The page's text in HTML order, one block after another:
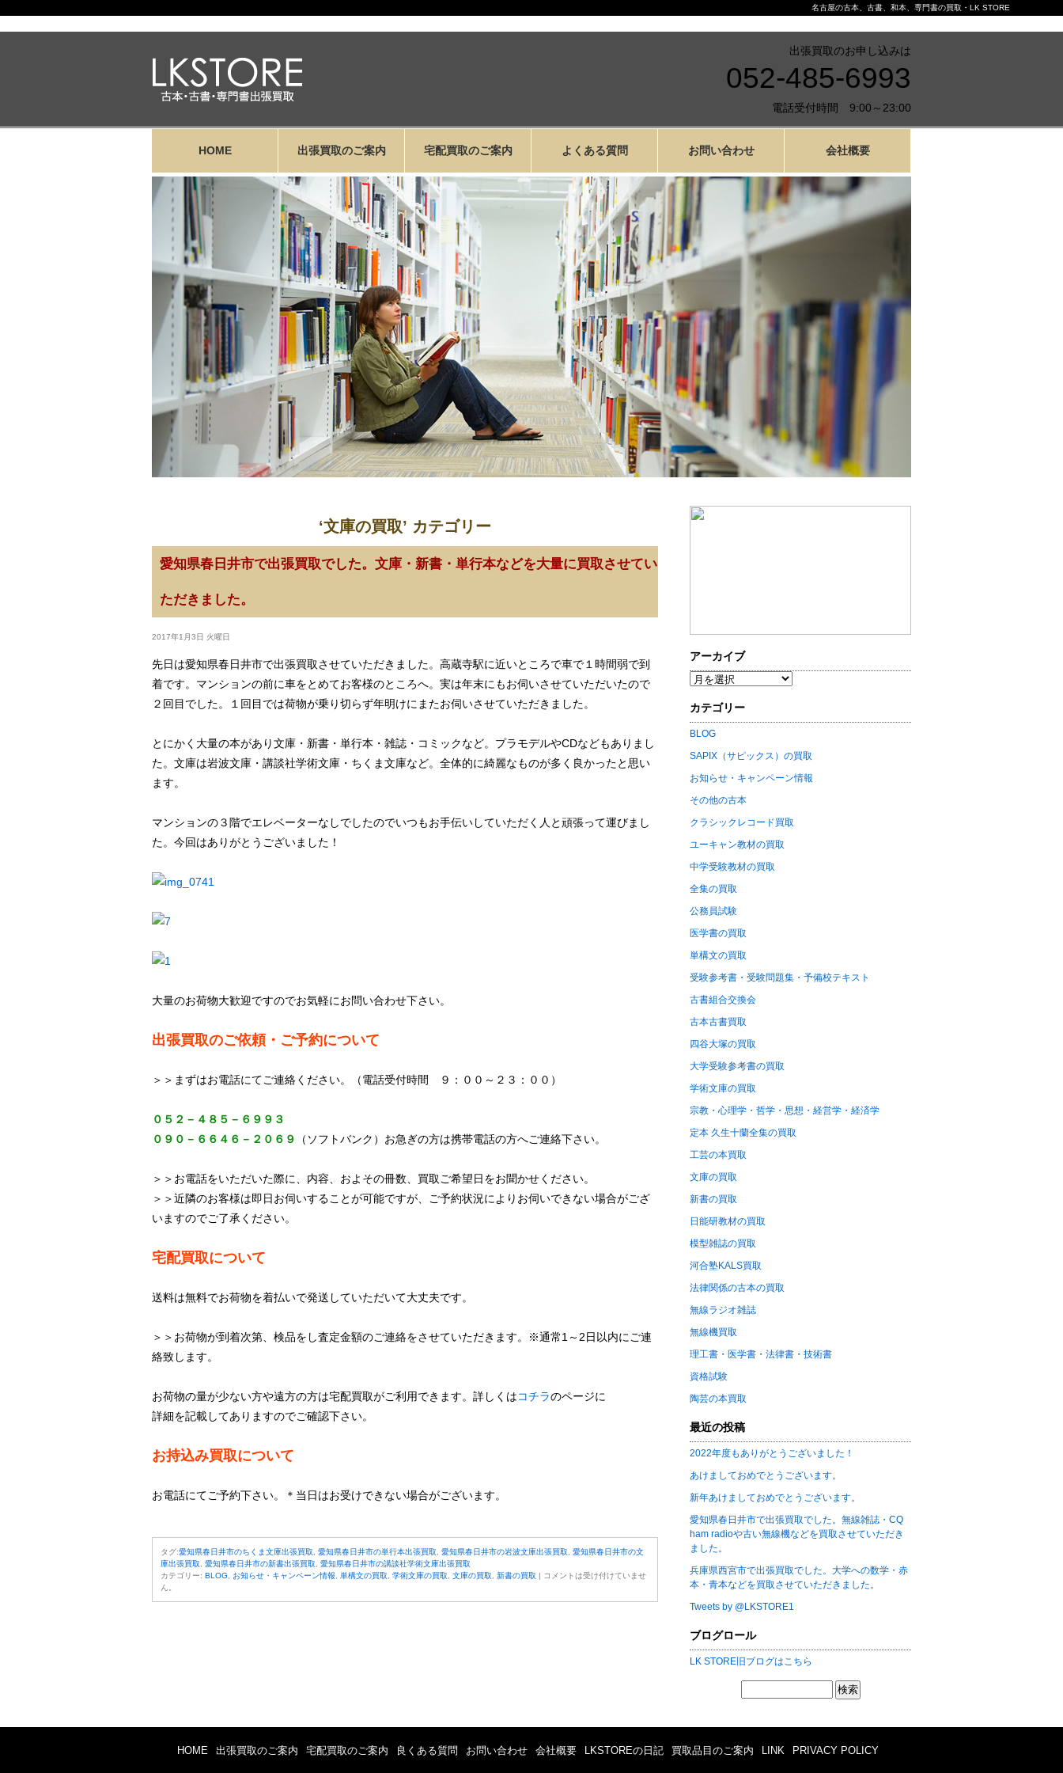
名古屋の古本、古書、和本、専門書の買取・LK STORE
出張買取のお申し込みは
052-485-6993
電話受付時間 9:00～23:00
HOME 出張買取のご案内 宅配買取のご案内 よくある質問 お問い合わせ 会社概要
‘文庫の買取’ カテゴリー
愛知県春日井市で出張買取でした。文庫・新書・単行本などを大量に買取させてい
ただきました。
2017年1月3日 火曜日
先日は愛知県春日井市で出張買取させていただきました。高蔵寺駅に近いところで車で１時間弱で到
着です。マンションの前に車をとめてお客様のところへ。実は年末にもお伺いさせていただいたので
２回目でした。１回目では荷物が乗り切らず年明けにまたお伺いさせていただきました。
とにかく大量の本があり文庫・新書・単行本・雑誌・コミックなど。プラモデルやCDなどもありまし
た。文庫は岩波文庫・講談社学術文庫・ちくま文庫など。全体的に綺麗なものが多く良かったと思い
ます。
マンションの３階でエレベーターなしでしたのでいつもお手伝いしていただく人と頑張って運びまし
た。今回はありがとうございました！
大量のお荷物大歓迎ですのでお気軽にお問い合わせ下さい。
出張買取のご依頼・ご予約について
＞＞まずはお電話にてご連絡ください。（電話受付時間 ９：００～２３：００）
０５２－４８５－６９９３
０９０－６６４６－２０６９
（ソフトバンク）お急ぎの方は携帯電話の方へご連絡下さい。
＞＞お電話をいただいた際に、内容、およその冊数、買取ご希望日をお聞かせください。
＞＞近隣のお客様は即日お伺いすることが可能ですが、ご予約状況によりお伺いできない場合がござ
いますのでご了承ください。
宅配買取について
送料は無料でお荷物を着払いで発送していただいて大丈夫です。
＞＞お荷物が到着次第、検品をし査定金額のご連絡をさせていただきます。※通常1～2日以内にご連
絡致します。
お荷物の量が少ない方や遠方の方は宅配買取がご利用できます。詳しくはコチラのページに
詳細を記載してありますのでご確認下さい。
お持込み買取について
お電話にてご予約下さい。＊当日はお受けできない場合がございます。
タグ:愛知県春日井市のちくま文庫出張買取, 愛知県春日井市の単行本出張買取, 愛知県春日井市の岩波文庫出張買取, 愛知県春日井市の文
庫出張買取, 愛知県春日井市の新書出張買取, 愛知県春日井市の講談社学術文庫出張買取
カテゴリー: BLOG, お知らせ・キャンペーン情報, 単構文の買取, 学術文庫の買取, 文庫の買取, 新書の買取 | コメントは受け付けていませ
ん。
アーカイブ
カテゴリー
BLOG
SAPIX（サピックス）の買取
お知らせ・キャンペーン情報
その他の古本
クラシックレコード買取
ユーキャン教材の買取
中学受験教材の買取
全集の買取
公務員試験
医学書の買取
単構文の買取
受験参考書・受験問題集・予備校テキスト
古書組合交換会
古本古書買取
四谷大塚の買取
大学受験参考書の買取
学術文庫の買取
宗教・心理学・哲学・思想・経営学・経済学
定本 久生十蘭全集の買取
工芸の本買取
文庫の買取
新書の買取
日能研教材の買取
模型雑誌の買取
河合塾KALS買取
法律関係の古本の買取
無線ラジオ雑誌
無線機買取
理工書・医学書・法律書・技術書
資格試験
陶芸の本買取
最近の投稿
2022年度もありがとうございました！
あけましておめでとうございます。
新年あけましておめでとうございます。
愛知県春日井市で出張買取でした。無線雑誌・CQ
ham radioや古い無線機などを買取させていただき
ました。
兵庫県西宮市で出張買取でした。大学への数学・赤
本・青本などを買取させていただきました。
Tweets by @LKSTORE1
ブログロール
LK STORE旧ブログはこちら
HOME 出張買取のご案内 宅配買取のご案内 良くある質問 お問い合わせ 会社概要 LKSTOREの日記 買取品目のご案内 LINK PRIVACY POLICY